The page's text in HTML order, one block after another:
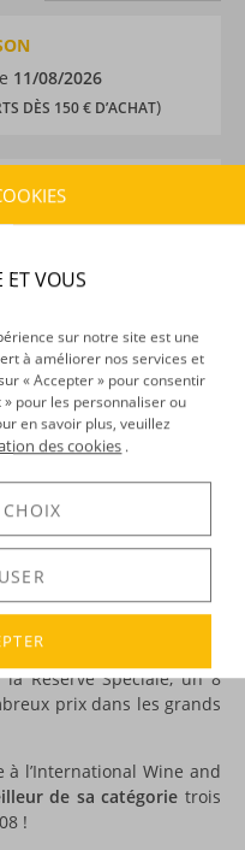
11/08/2026
DÈS 150 € D’ACHAT)
Réserve Spéciale, un 8
prix dans les grands
l’International Wine and
de sa catégorietrois
!
ET VOUS
sur notre site est une
à améliorer nos services et
« Accepter » pour consentir
pour les personnaliser ou
en savoir plus, veuillez
des cookies .